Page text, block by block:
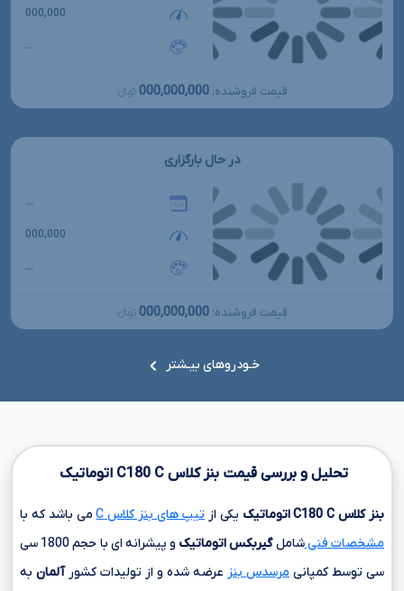
000,000
...
قیمت فروشنده: 000,000,000 تومانءءء
در حال بارگزاری
...
000,000
...
قیمت فروشنده: 000,000,000 تومانءءء
خـودروهای بیـشتر
تحلیل و بررسی قیمت بنز کلاس C
C180 اتوماتیک
بنز کلاس C
C180اتوماتیک یکی از تیپ های بنز کلاس C
می باشد که با
مشخصات فنیشاملگیربکس اتوماتیک و پیشرانه ای با حجم
1800 سی
سی توسط کمپانی مرسدس بنز عرضه شده و از تولیدات کشورآلمان به